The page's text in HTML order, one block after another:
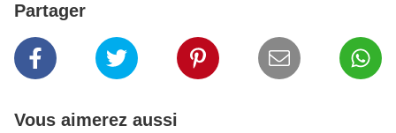
Partager
Vous aimerez aussi